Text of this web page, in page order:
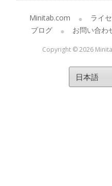
Minitab.com ライ
ブログ
お問い合わ
Copyright © 2026